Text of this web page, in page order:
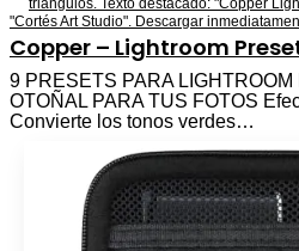
Copper – Lightroom
9 PRESETS PARA
OTOÑAL PARA TUS FOTOS
Convierte los tonos verdes…